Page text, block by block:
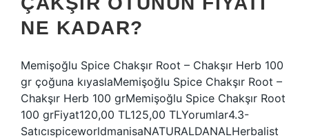
NE KADAR?
Memişoğlu Spice Chakşır Root – Chakşır Herb 100
gr çoğuna kıyaslaMemişoğlu Spice Chakşır Root –
Chakşır Herb 100 grMemişoğlu Spice Chakşır Root
100 grFiyat120,00 TL125,00 TLYorumlar4.3-
SatıcıspiceworldmanisaNATURALDANALHerbalist